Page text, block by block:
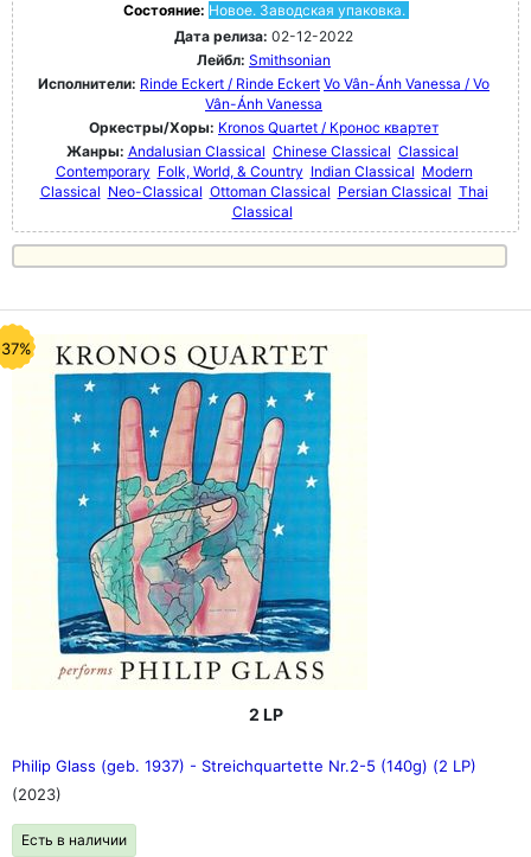
Состояние: Новое. Заводская упаковка.
Дата релиза: 02-12-2022
Лейбл: Smithsonian
Исполнители: Rinde Eckert / Rinde Eckert Vo Vân-Ánh Vanessa / Vo
Vân-Ánh Vanessa
Оркестры/Хоры: Kronos Quartet / Кронос квартет
Жанры: Andalusian Classical Chinese Classical Classical
Contemporary Folk, World, & Country Indian Classical Modern
Classical Neo-Classical Ottoman Classical Persian Classical Thai
Classical
2 LP
Philip Glass (geb. 1937) - Streichquartette Nr.2-5 (140g) (2 LP)
(2023)
Есть в наличии